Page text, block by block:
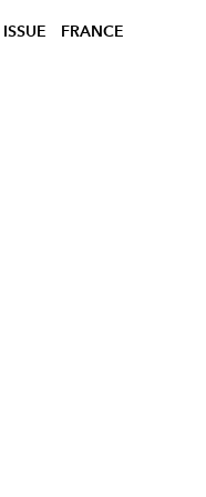
FRANCE